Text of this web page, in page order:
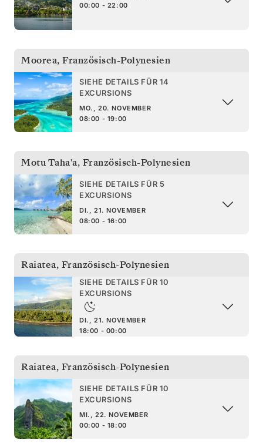
00:00 - 22:00
Moorea, Französisch-Polynesien
SIEHE DETAILS FÜR 14
EXCURSIONS
MO., 20. NOVEMBER
08:00 - 19:00
Motu Taha'a, Französisch-Polynesien
SIEHE DETAILS FÜR 5
EXCURSIONS
DI., 21. NOVEMBER
08:00 - 16:00
Raiatea, Französisch-Polynesien
SIEHE DETAILS FÜR 10
EXCURSIONS
DI., 21. NOVEMBER
18:00 - 00:00
Raiatea, Französisch-Polynesien
SIEHE DETAILS FÜR 10
EXCURSIONS
MI., 22. NOVEMBER
00:00 - 18:00